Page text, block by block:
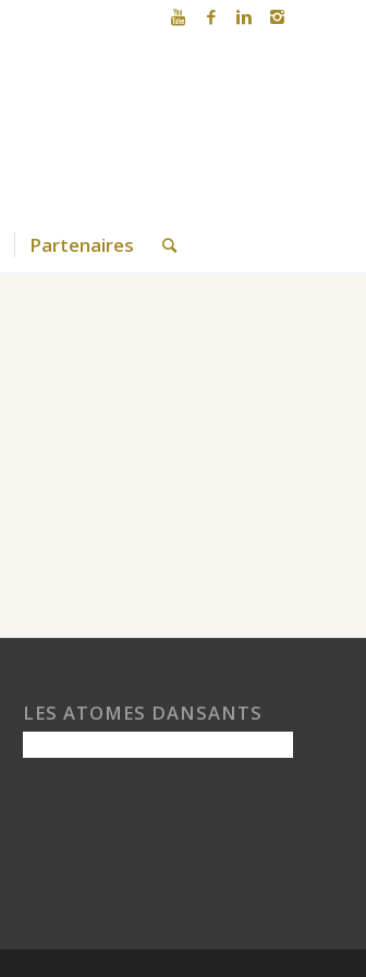
Partenaires
LES ATOMES DANSANTS